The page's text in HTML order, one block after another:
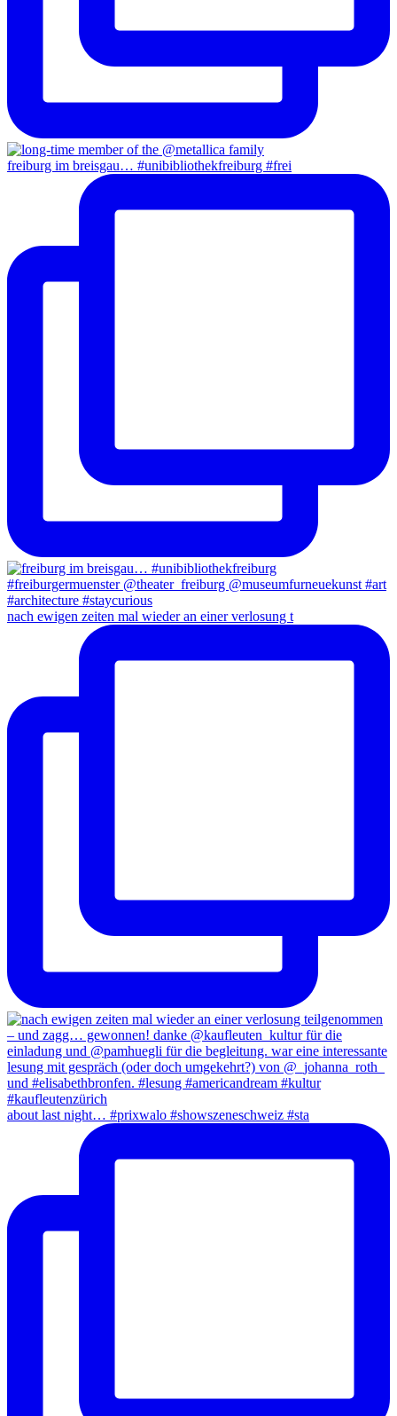
freiburg im breisgau… #unibibliothekfreiburg #frei
nach ewigen zeiten mal wieder an einer verlosung t
about last night… #prixwalo #showszeneschweiz #sta